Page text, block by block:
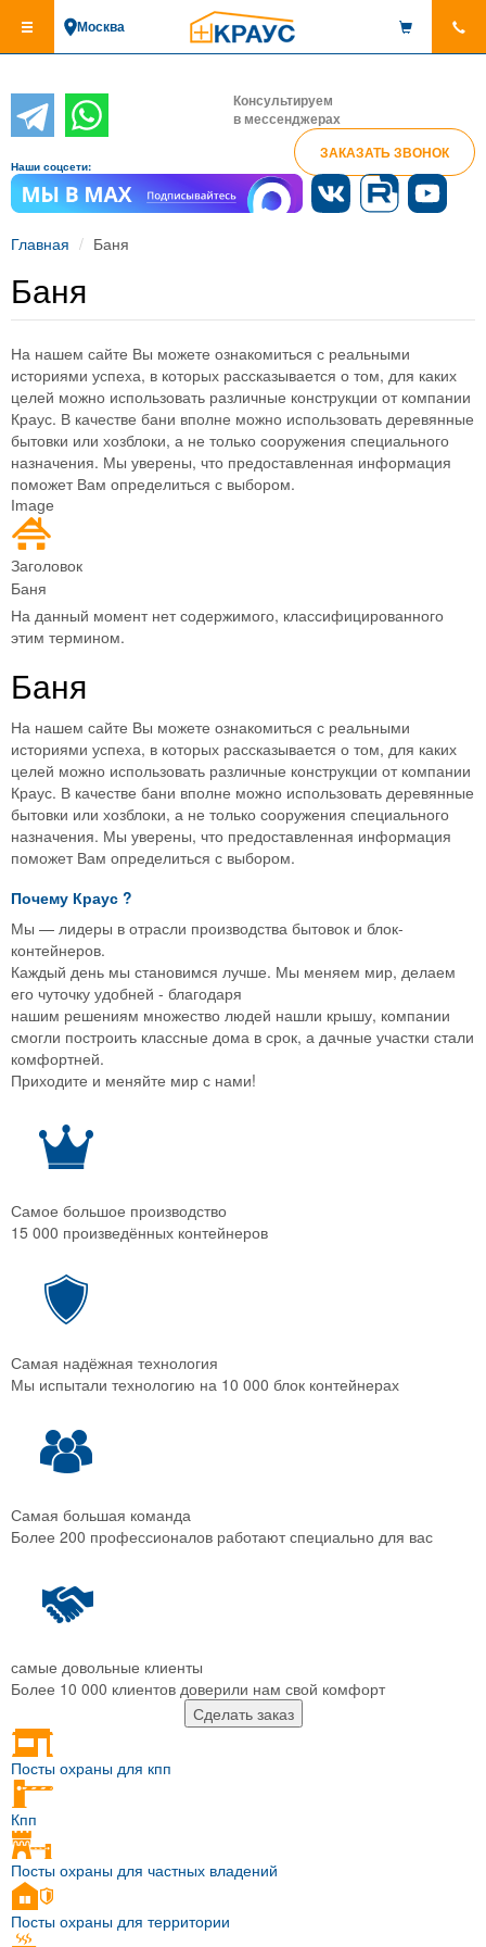
основному
Москва
Консультируем
в мессенджерах
ЗАКАЗАТЬ ЗВОНОК
Наши соцсети:
Главная Баня
Баня
На нашем сайте Вы можете ознакомиться с реальными
историями успеха, в которых рассказывается о том, для каких
целей можно использовать различные конструкции от компании
Краус. В качестве бани вполне можно использовать деревянные
бытовки или хозблоки, а не только сооружения специального
назначения. Мы уверены, что предоставленная информация
поможет Вам определиться с выбором.
Image
Заголовок
Баня
На данный момент нет содержимого, классифицированного
этим термином.
Баня
На нашем сайте Вы можете ознакомиться с реальными
историями успеха, в которых рассказывается о том, для каких
целей можно использовать различные конструкции от компании
Краус. В качестве бани вполне можно использовать деревянные
бытовки или хозблоки, а не только сооружения специального
назначения. Мы уверены, что предоставленная информация
поможет Вам определиться с выбором.
Почему Краус ?
Мы — лидеры в отрасли производства бытовок и блок-
контейнеров.
Каждый день мы становимся лучше. Мы меняем мир, делаем
его чуточку удобней - благодаря
нашим решениям множество людей нашли крышу, компании
смогли построить классные дома в срок, а дачные участки стали
комфортней.
Приходите и меняйте мир с нами!
Самое большое производство
15 000 произведённых контейнеров
Самая надёжная технология
Мы испытали технологию на 10 000 блок контейнерах
Самая большая команда
Более 200 профессионалов работают специально для вас
самые довольные клиенты
Более 10 000 клиентов доверили нам свой комфорт
Сделать заказ
Посты охраны для кпп
Кпп
Посты охраны для частных владений
Посты охраны для территории